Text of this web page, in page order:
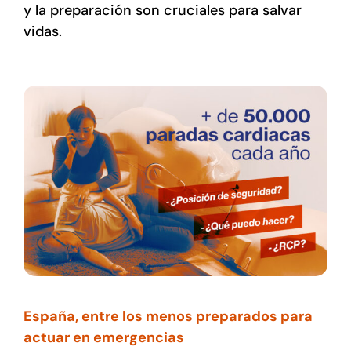
y la preparación son cruciales para salvar
vidas.
España, entre los menos preparados para
actuar en emergencias